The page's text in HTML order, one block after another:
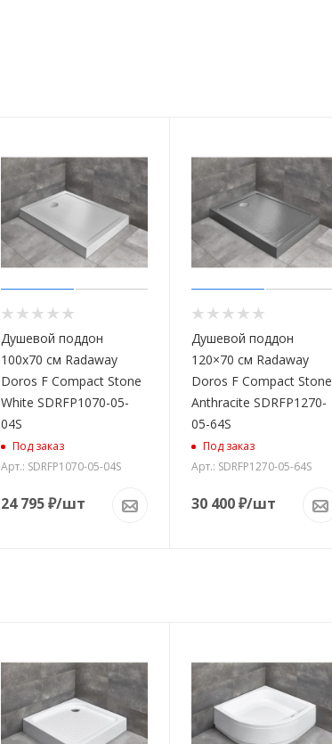
Душевой поддон
100x70 см Radaway
Doros F Compact Stone
White SDRFP1070-05-
04S
Под заказ
Арт.: SDRFP1070-05-04S
24 795₽/шт
Душевой поддон
120×70 см Radaway
Doros F Compact Stone
Anthracite SDRFP1270-
05-64S
Под заказ
Арт.: SDRFP1270-05-64S
30 400₽/шт